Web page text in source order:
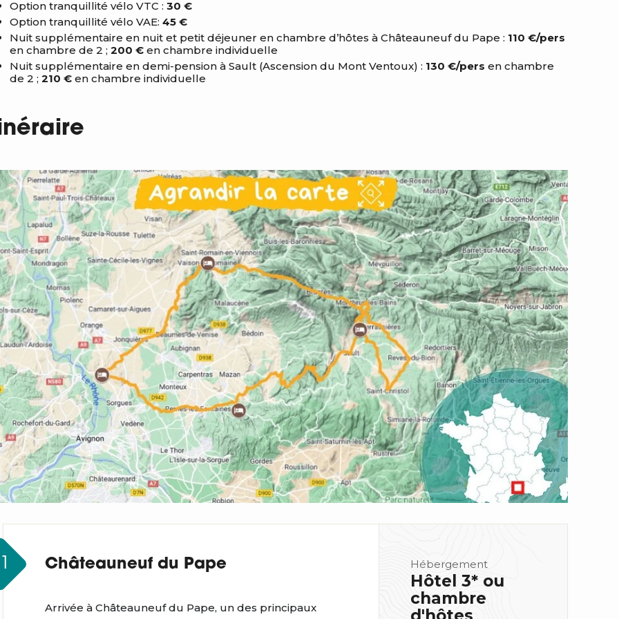
Option tranquillité vélo VTC : 30 €
Option tranquillité vélo VAE: 45 €
Nuit supplémentaire en nuit et petit déjeuner en chambre d’hôtes à Châteauneuf du Pape : 110 €/pers
en chambre de 2 ; 200 € en chambre individuelle
Nuit supplémentaire en demi-pension à Sault (Ascension du Mont Ventoux) : 130 €/pers en chambre
de 2 ; 210 € en chambre individuelle
Châteauneuf du Pape
Arrivée à Châteauneuf du Pape, un des principaux
Hébergement
Hôtel 3* ou
chambre